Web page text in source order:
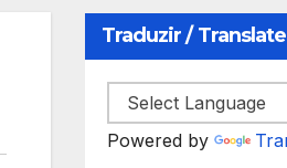
Traduzir / Translate
Powered by